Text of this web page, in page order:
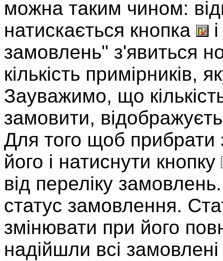
можна таким чином:
натискається кнопка
замовлень" з'явиться
кількість примірників,
Зауважимо, що
замовити,
Для того щоб прибрати
його і натиснути кнопку
від переліку
статус замовлення.
змінювати при його
надійшли всі